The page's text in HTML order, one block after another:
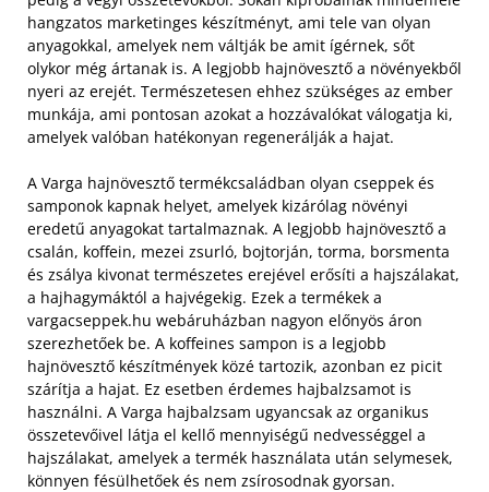
hangzatos marketinges készítményt, ami tele van olyan
anyagokkal, amelyek nem váltják be amit ígérnek, sőt
olykor még ártanak is. A legjobb hajnövesztő a növényekből
nyeri az erejét. Természetesen ehhez szükséges az ember
munkája, ami pontosan azokat a hozzávalókat válogatja ki,
amelyek valóban hatékonyan regenerálják a hajat.
A Varga hajnövesztő termékcsaládban olyan cseppek és
samponok kapnak helyet, amelyek kizárólag növényi
eredetű anyagokat tartalmaznak. A legjobb hajnövesztő a
csalán, koffein, mezei zsurló, bojtorján, torma, borsmenta
és zsálya kivonat természetes erejével erősíti a hajszálakat,
a hajhagymáktól a hajvégekig. Ezek a termékek a
vargacseppek.hu webáruházban nagyon előnyös áron
szerezhetőek be. A koffeines sampon is a legjobb
hajnövesztő készítmények közé tartozik, azonban ez picit
szárítja a hajat. Ez esetben érdemes hajbalzsamot is
használni. A Varga hajbalzsam ugyancsak az organikus
összetevőivel látja el kellő mennyiségű nedvességgel a
hajszálakat, amelyek a termék használata után selymesek,
könnyen fésülhetőek és nem zsírosodnak gyorsan.